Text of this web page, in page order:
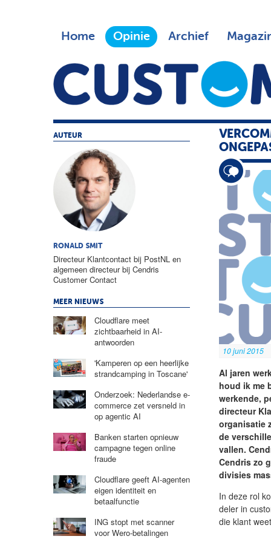
Home Opinie Archief
10 juni 2015
Al jaren
houd ik me
werkende,
directeur
organisatie
de
vallen.
Cendris zo
divisies
In deze rol
deler in
die klant
AUTEUR
RONALD SMIT
Directeur Klantcontact bij PostNL en
algemeen directeur bij Cendris
Customer Contact
MEER NIEUWS
Cloudflare meet
zichtbaarheid in AI-
antwoorden
'Kamperen op een heerlijke
strandcamping in Toscane'
Onderzoek: Nederlandse e-
commerce zet versneld in
op agentic AI
Banken starten opnieuw
campagne tegen online
fraude
Cloudflare geeft AI-agenten
eigen identiteit en
betaalfunctie
ING stopt met scanner
voor Wero-betalingen